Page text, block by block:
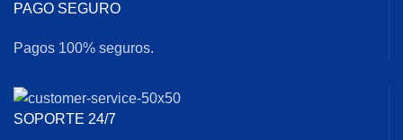
PAGO SEGURO
Pagos 100% seguros.
SOPORTE 24/7